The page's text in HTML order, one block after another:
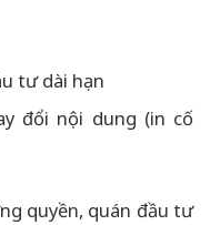
tư dài hạn
đổi nội dung (in cố
quyền, quán đầu tư